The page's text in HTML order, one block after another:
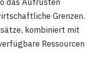
Grenzen.
kombiniert mit
Ressourcen